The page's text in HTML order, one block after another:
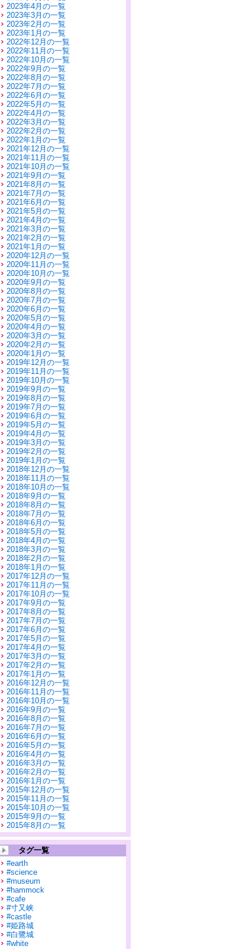
2023年4月の一覧
2023年3月の一覧
2023年2月の一覧
2023年1月の一覧
2022年12月の一覧
2022年11月の一覧
2022年10月の一覧
2022年9月の一覧
2022年8月の一覧
2022年7月の一覧
2022年6月の一覧
2022年5月の一覧
2022年4月の一覧
2022年3月の一覧
2022年2月の一覧
2022年1月の一覧
2021年12月の一覧
2021年11月の一覧
2021年10月の一覧
2021年9月の一覧
2021年8月の一覧
2021年7月の一覧
2021年6月の一覧
2021年5月の一覧
2021年4月の一覧
2021年3月の一覧
2021年2月の一覧
2021年1月の一覧
2020年12月の一覧
2020年11月の一覧
2020年10月の一覧
2020年9月の一覧
2020年8月の一覧
2020年7月の一覧
2020年6月の一覧
2020年5月の一覧
2020年4月の一覧
2020年3月の一覧
2020年2月の一覧
2020年1月の一覧
2019年12月の一覧
2019年11月の一覧
2019年10月の一覧
2019年9月の一覧
2019年8月の一覧
2019年7月の一覧
2019年6月の一覧
2019年5月の一覧
2019年4月の一覧
2019年3月の一覧
2019年2月の一覧
2019年1月の一覧
2018年12月の一覧
2018年11月の一覧
2018年10月の一覧
2018年9月の一覧
2018年8月の一覧
2018年7月の一覧
2018年6月の一覧
2018年5月の一覧
2018年4月の一覧
2018年3月の一覧
2018年2月の一覧
2018年1月の一覧
2017年12月の一覧
2017年11月の一覧
2017年10月の一覧
2017年9月の一覧
2017年8月の一覧
2017年7月の一覧
2017年6月の一覧
2017年5月の一覧
2017年4月の一覧
2017年3月の一覧
2017年2月の一覧
2017年1月の一覧
2016年12月の一覧
2016年11月の一覧
2016年10月の一覧
2016年9月の一覧
2016年8月の一覧
2016年7月の一覧
2016年6月の一覧
2016年5月の一覧
2016年4月の一覧
2016年3月の一覧
2016年2月の一覧
2016年1月の一覧
2015年12月の一覧
2015年11月の一覧
2015年10月の一覧
2015年9月の一覧
2015年8月の一覧
タグ一覧
#earth
#science
#museum
#hammock
#cafe
#寸又峡
#castle
#姫路城
#白鷺城
#white